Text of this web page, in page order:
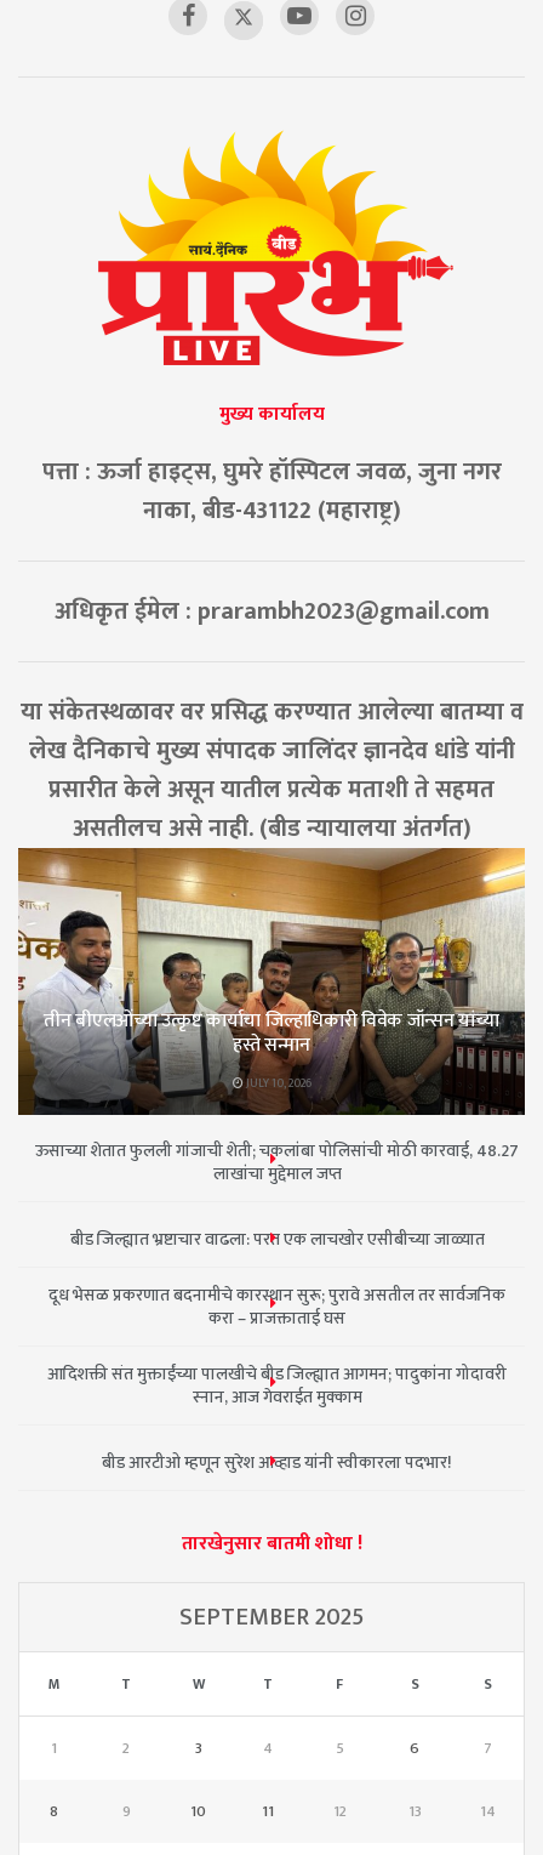
मुख्य कार्यालय
पत्ता : ऊर्जा हाइट्स, घुमरे हॉस्पिटल जवळ, जुना नगर
नाका, बीड-431122 (महाराष्ट्र)
अधिकृत ईमेल : prarambh2023@gmail.com
या संकेतस्थळावर वर प्रसिद्ध करण्यात आलेल्या बातम्या व
लेख दैनिकाचे मुख्य संपादक जालिंदर ज्ञानदेव धांडे यांनी
प्रसारीत केले असून यातील प्रत्येक मताशी ते सहमत
असतीलच असे नाही. (बीड न्यायालया अंतर्गत)
तीन बीएलओंच्या उत्कृष्ट कार्याचा जिल्हाधिकारी विवेक जॉन्सन यांच्या
हस्ते सन्मान
JULY 10, 2026
ऊसाच्या शेतात फुलली गांजाची शेती; चकलांबा पोलिसांची मोठी कारवाई, 48.27
लाखांचा मुद्देमाल जप्त
बीड जिल्ह्यात भ्रष्टाचार वाढला: परत एक लाचखोर एसीबीच्या जाळ्यात
दूध भेसळ प्रकरणात बदनामीचे कारस्थान सुरू; पुरावे असतील तर सार्वजनिक
करा – प्राजक्ताताई घस
आदिशक्ती संत मुक्ताईंच्या पालखीचे बीड जिल्ह्यात आगमन; पादुकांना गोदावरी
स्नान, आज गेवराईत मुक्काम
बीड आरटीओ म्हणून सुरेश आव्हाड यांनी स्वीकारला पदभार!
तारखेनुसार बातमी शोधा !
SEPTEMBER 2025
M T W T F S S
1 2 3 4 5 6 7
8 9 10 11 12 13 14